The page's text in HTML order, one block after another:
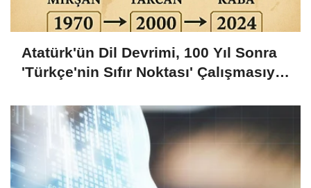
Atatürk'ün Dil Devrimi, 100 Yıl Sonra
'Türkçe'nin Sıfır Noktası' Çalışmasıyla